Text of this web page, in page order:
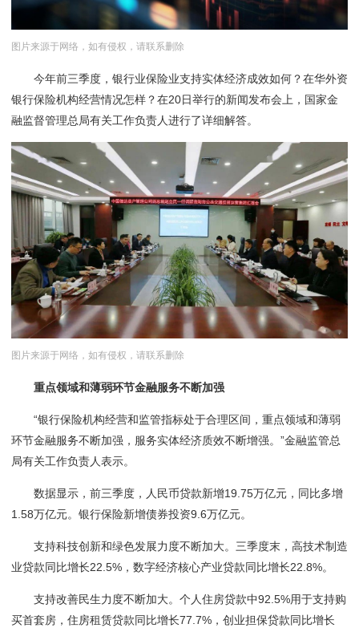
图片来源于网络，如有侵权，请联系删除
今年前三季度，银行业保险业支持实体经济成效如何？在华外资
银行保险机构经营情况怎样？在20日举行的新闻发布会上，国家金
融监督管理总局有关工作负责人进行了详细解答。
图片来源于网络，如有侵权，请联系删除
重点领域和薄弱环节金融服务不断加强
“银行保险机构经营和监管指标处于合理区间，重点领域和薄弱
环节金融服务不断加强，服务实体经济质效不断增强。”金融监管总
局有关工作负责人表示。
数据显示，前三季度，人民币贷款新增19.75万亿元，同比多增
1.58万亿元。银行保险新增债券投资9.6万亿元。
支持科技创新和绿色发展力度不断加大。三季度末，高技术制造
业贷款同比增长22.5%，数字经济核心产业贷款同比增长22.8%。
支持改善民生力度不断加大。个人住房贷款中92.5%用于支持购
买首套房，住房租赁贷款同比增长77.7%，创业担保贷款同比增长